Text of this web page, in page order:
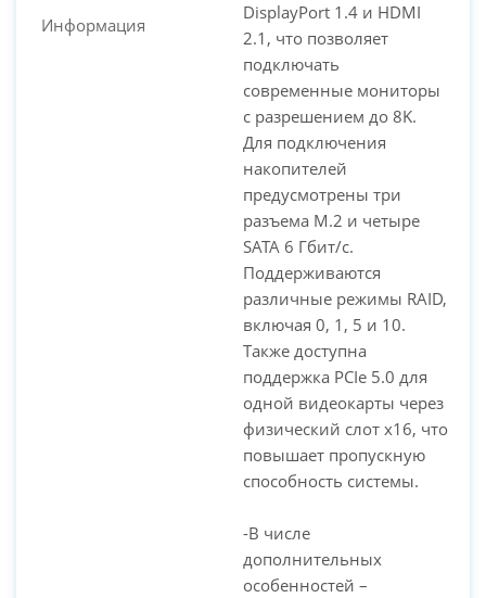
Информация
DisplayPort 1.4 и HDMI
2.1, что позволяет
подключать
современные мониторы
с разрешением до 8K.
Для подключения
накопителей
предусмотрены три
разъема M.2 и четыре
SATA 6 Гбит/с.
Поддерживаются
различные режимы RAID,
включая 0, 1, 5 и 10.
Также доступна
поддержка PCIe 5.0 для
одной видеокарты через
физический слот x16, что
повышает пропускную
способность системы.
-В числе
дополнительных
особенностей –